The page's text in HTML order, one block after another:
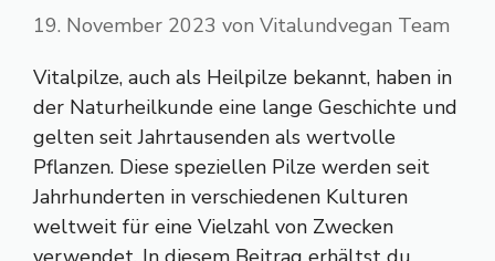
19. November 2023 von Vitalundvegan Team
Vitalpilze, auch als Heilpilze bekannt, haben in
der Naturheilkunde eine lange Geschichte und
gelten seit Jahrtausenden als wertvolle
Pflanzen. Diese speziellen Pilze werden seit
Jahrhunderten in verschiedenen Kulturen
weltweit für eine Vielzahl von Zwecken